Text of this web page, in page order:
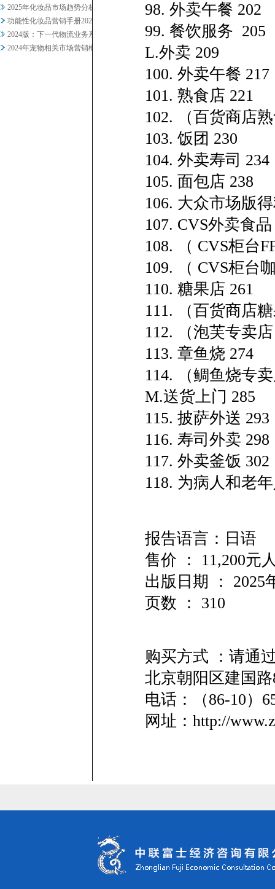
2025年化妆品市场趋势分析概...
功能性化妆品营销手册2024-...
2024版：下一代物流业务系统...
2024年宠物相关市场营销概况
98. 外卖午餐 202
99. 餐饮服务 205
L.外卖 209
100. 外卖午餐 217
101. 熟食店 221
102. （百货商店
103. 饭团 230
104. 外卖寿司 234
105. 面包店 238
106. 大众市场版
107. CVS外卖食品
108. （ CVS柜台
109. （ CVS柜台
110. 糖果店 261
111. （百货商店
112. （泡芙专卖
113. 章鱼烧 274
114. （鲷鱼烧专
M.送货上门 285
115. 披萨外送 293
116. 寿司外卖 298
117. 外卖釜饭 302
118. 为病人和老
报告语言：日语
售价 ： 11,200元
出版日期 ： 2025
页数 ： 310
购买方式 ：请通
北京朝阳区建国
电话：（86-
网址：http://